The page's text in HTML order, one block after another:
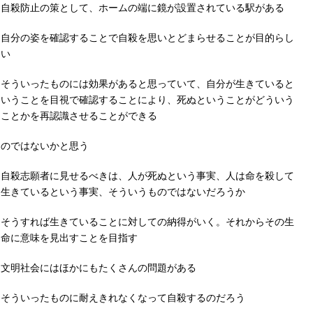
自殺防止の策として、ホームの端に鏡が設置されている駅がある
自分の姿を確認することで自殺を思いとどまらせることが目的らし
い
そういったものには効果があると思っていて、自分が生きていると
いうことを目視で確認することにより、死ぬということがどういう
ことかを再認識させることができる
のではないかと思う
自殺志願者に見せるべきは、人が死ぬという事実、人は命を殺して
生きているという事実、そういうものではないだろうか
そうすれば生きていることに対しての納得がいく。それからその生
命に意味を見出すことを目指す
文明社会にはほかにもたくさんの問題がある
そういったものに耐えきれなくなって自殺するのだろう